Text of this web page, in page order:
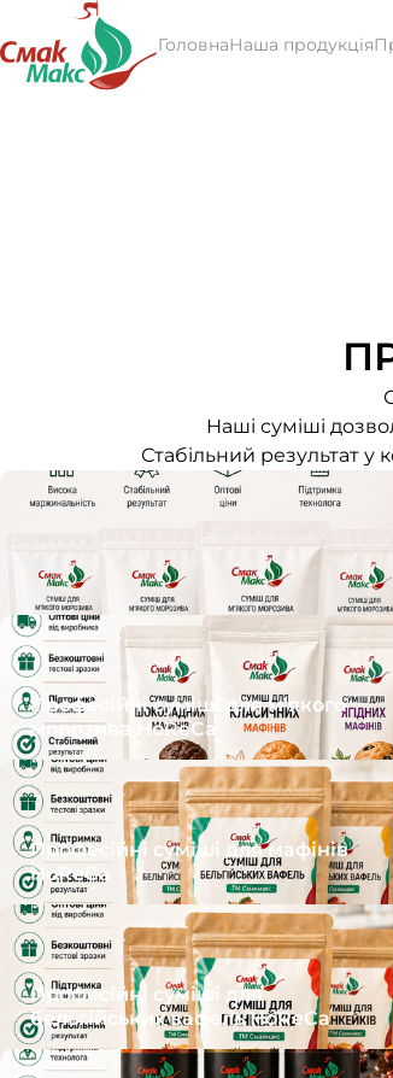
ГоловнаНаша продукція
Наші суміші
Стабільний результат у
Професійні суміші для м’якого
морозива HoReCa
Професійні суміші для мафінів
HoReCa
Професійні суміші для
бельгійських вафель HoReCa